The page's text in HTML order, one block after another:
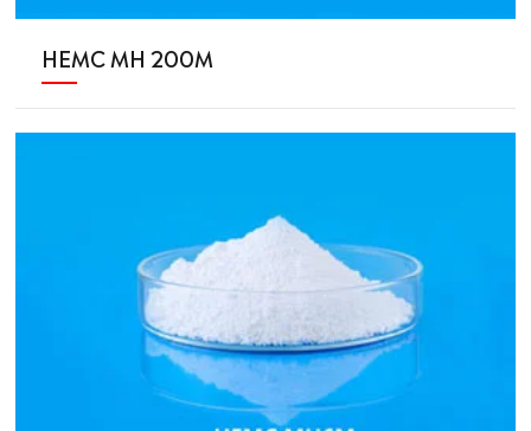
HEMC MH 200M